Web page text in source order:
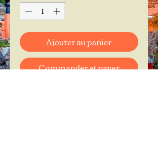
Ajouter au panier
Commander et payer